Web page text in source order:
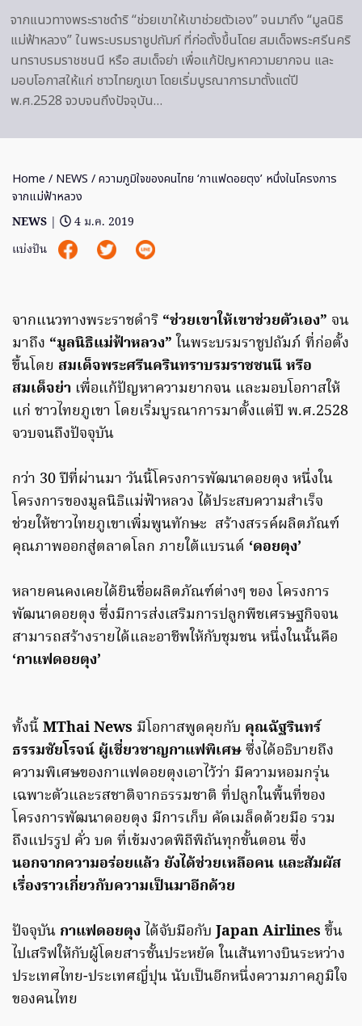
จากแนวทางพระราชดำริ “ช่วยเขาให้เขาช่วยตัวเอง” จนมาถึง “มูลนิธิ
แม่ฟ้าหลวง” ในพระบรมราชูปถัมภ์ ที่ก่อตั้งขึ้นโดย สมเด็จพระศรีนคริ
นทราบรมราชชนนี หรือ สมเด็จย่า เพื่อแก้ปัญหาความยากจน และ
มอบโอกาสให้แก่ ชาวไทยภูเขา โดยเริ่มบูรณาการมาตั้งแต่ปี
พ.ศ.2528 จวบจนถึงปัจจุบัน…
Home / NEWS / ความภูมิใจของคนไทย ‘กาแฟดอยตุง’ หนึ่งในโครงการ
จากแม่ฟ้าหลวง
NEWS |
4 ม.ค. 2019
แบ่งปัน
จากแนวทางพระราชดำริ “ช่วยเขาให้เขาช่วยตัวเอง” จน
มาถึง “มูลนิธิแม่ฟ้าหลวง” ในพระบรมราชูปถัมภ์ ที่ก่อตั้ง
ขึ้นโดย สมเด็จพระศรีนครินทราบรมราชชนนี หรือ
สมเด็จย่า เพื่อแก้ปัญหาความยากจน และมอบโอกาสให้
แก่ ชาวไทยภูเขา โดยเริ่มบูรณาการมาตั้งแต่ปี พ.ศ.2528
จวบจนถึงปัจจุบัน
กว่า 30 ปีที่ผ่านมา วันนี้โครงการพัฒนาดอยตุง หนึ่งใน
โครงการของมูลนิธิแม่ฟ้าหลวง ได้ประสบความสำเร็จ
ช่วยให้ชาวไทยภูเขาเพิ่มพูนทักษะ สร้างสรรค์ผลิตภัณฑ์
คุณภาพออกสู่ตลาดโลก ภายใต้แบรนด์ ‘ดอยตุง’
หลายคนคงเคยได้ยินชื่อผลิตภัณฑ์ต่างๆ ของ โครงการ
พัฒนาดอยตุง ซึ่งมีการส่งเสริมการปลูกพืชเศรษฐกิจจน
สามารถสร้างรายได้และอาชีพให้กับชุมชน หนึ่งในนั้นคือ
‘กาแฟดอยตุง’
ทั้งนี้MThai News มีโอกาสพูดคุยกับ คุณฉัฐรินทร์
ธรรมชัยโรจน์ ผู้เชี่ยวชาญกาแฟพิเศษซึ่งได้อธิบายถึง
ความพิเศษของกาแฟดอยตุงเอาไว้ว่า มีความหอมกรุ่น
เฉพาะตัวและรสชาติจากธรรมชาติ ที่ปลูกในพื้นที่ของ
โครงการพัฒนาดอยตุง มีการเก็บ คัดเมล็ดด้วยมือ รวม
ถึงแปรรูป คั่ว บด ที่เข้มงวดพิถีพิถันทุกขั้นตอน ซึ่ง
นอกจากความอร่อยแล้ว ยังได้ช่วยเหลือคน และสัมผัส
เรื่องราวเกี่ยวกับความเป็นมาอีกด้วย
ปัจจุบัน กาแฟดอยตุง ได้จับมือกับ Japan Airlines ขึ้น
ไปเสริฟให้กับผู้โดยสารชั้นประหยัด ในเส้นทางบินระหว่าง
ประเทศไทย-ประเทศญี่ปุน นับเป็นอีกหนึ่งความภาคภูมิใจ
ของคนไทย